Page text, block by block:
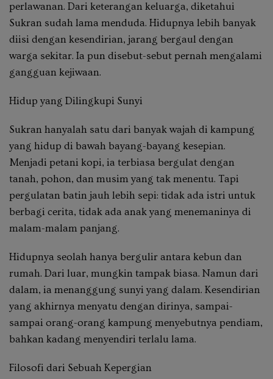
perlawanan. Dari keterangan keluarga, diketahui
Sukran sudah lama menduda. Hidupnya lebih banyak
diisi dengan kesendirian, jarang bergaul dengan
warga sekitar. Ia pun disebut-sebut pernah mengalami
gangguan kejiwaan.
Hidup yang Dilingkupi Sunyi
Sukran hanyalah satu dari banyak wajah di kampung
yang hidup di bawah bayang-bayang kesepian.
Menjadi petani kopi, ia terbiasa bergulat dengan
tanah, pohon, dan musim yang tak menentu. Tapi
pergulatan batin jauh lebih sepi: tidak ada istri untuk
berbagi cerita, tidak ada anak yang menemaninya di
malam-malam panjang.
Hidupnya seolah hanya bergulir antara kebun dan
rumah. Dari luar, mungkin tampak biasa. Namun dari
dalam, ia menanggung sunyi yang dalam. Kesendirian
yang akhirnya menyatu dengan dirinya, sampai-
sampai orang-orang kampung menyebutnya pendiam,
bahkan kadang menyendiri terlalu lama.
Filosofi dari Sebuah Kepergian